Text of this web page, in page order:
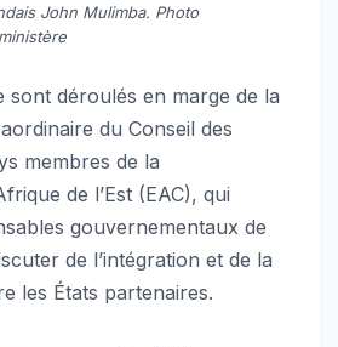
John Mulimba. Photo
ministère
sont déroulés en marge de la
du Conseil des
membres de la
de l’Est (EAC), qui
gouvernementaux de
de l’intégration et de la
les États partenaires.